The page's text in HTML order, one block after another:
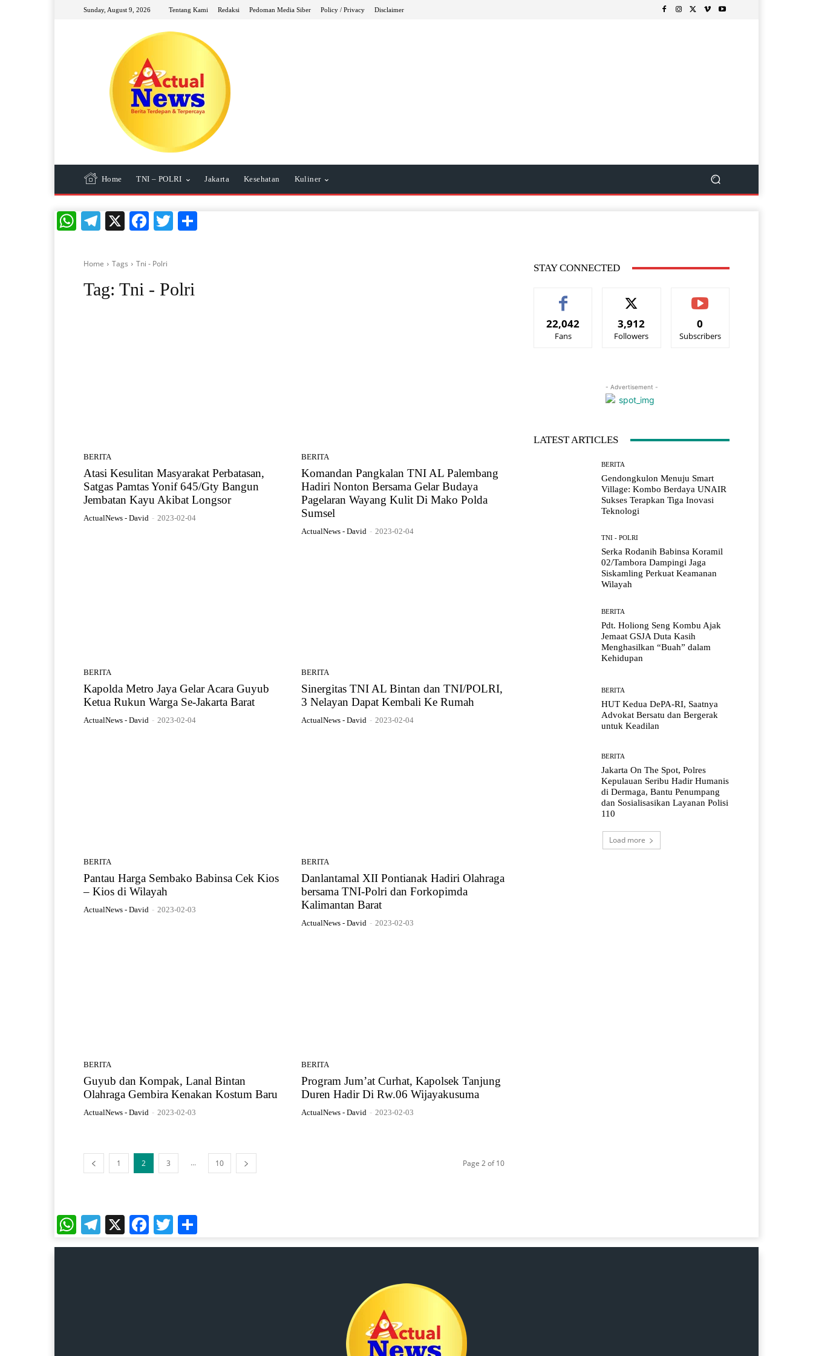
Sunday, August 9, 2026 Tentang Kami Redaksi Pedoman Media Siber Policy / Privacy Disclaimer
Home TNI – POLRI Jakarta Kesehatan Kuliner
WhatsApp
Telegram
X Facebook
Twitter
Home Tags Tni - Polri
Tag: Tni - Polri
BERITA
Atasi Kesulitan Masyarakat Perbatasan,
Satgas Pamtas Yonif 645/Gty Bangun
Jembatan Kayu Akibat Longsor
ActualNews - David - 2023-02-04
BERITA
Komandan Pangkalan TNI AL Palembang
Hadiri Nonton Bersama Gelar Budaya
Pagelaran Wayang Kulit Di Mako Polda
Sumsel
ActualNews - David - 2023-02-04
BERITA
Kapolda Metro Jaya Gelar Acara Guyub
Ketua Rukun Warga Se-Jakarta Barat
ActualNews - David - 2023-02-04
BERITA
Sinergitas TNI AL Bintan dan TNI/POLRI,
3 Nelayan Dapat Kembali Ke Rumah
ActualNews - David - 2023-02-04
BERITA
Pantau Harga Sembako Babinsa Cek Kios
– Kios di Wilayah
ActualNews - David - 2023-02-03
BERITA
Danlantamal XII Pontianak Hadiri Olahraga
bersama TNI-Polri dan Forkopimda
Kalimantan Barat
ActualNews - David - 2023-02-03
BERITA
Guyub dan Kompak, Lanal Bintan
Olahraga Gembira Kenakan Kostum Baru
ActualNews - David - 2023-02-03
BERITA
Program Jum’at Curhat, Kapolsek Tanjung
Duren Hadir Di Rw.06 Wijayakusuma
ActualNews - David - 2023-02-03
1 2 3 ... 10 Page 2 of 10
STAY CONNECTED
22,042
Fans
3,912
Followers
0
Subscribers
- Advertisement -
LATEST ARTICLES
BERITA
Gendongkulon Menuju Smart
Village: Kombo Berdaya UNAIR
Sukses Terapkan Tiga Inovasi
Teknologi
TNI - POLRI
Serka Rodanih Babinsa Koramil
02/Tambora Dampingi Jaga
Siskamling Perkuat Keamanan
Wilayah
BERITA
Pdt. Holiong Seng Kombu Ajak
Jemaat GSJA Duta Kasih
Menghasilkan “Buah” dalam
Kehidupan
BERITA
HUT Kedua DePA-RI, Saatnya
Advokat Bersatu dan Bergerak
untuk Keadilan
BERITA
Jakarta On The Spot, Polres
Kepulauan Seribu Hadir Humanis
di Dermaga, Bantu Penumpang
dan Sosialisasikan Layanan Polisi
110
Load more
WhatsApp
Telegram
X Facebook
Twitter